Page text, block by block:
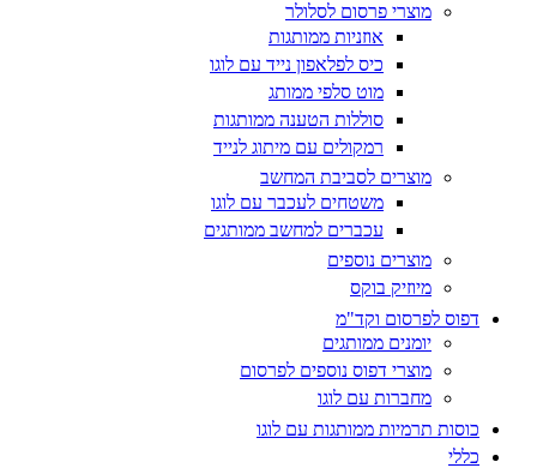
מוצרי פרסום לסלולר
אוזניות ממותגות
כיס לפלאפון נייד עם לוגו
מוט סלפי ממותג
סוללות הטענה ממותגות
רמקולים עם מיתוג לנייד
מוצרים לסביבת המחשב
משטחים לעכבר עם לוגו
עכברים למחשב ממותגים
מוצרים נוספים
מיוזיק בוקס
דפוס לפרסום וקד"מ
יומנים ממותגים
מוצרי דפוס נוספים לפרסום
מחברות עם לוגו
כוסות תרמיות ממותגות עם לוגו
כללי